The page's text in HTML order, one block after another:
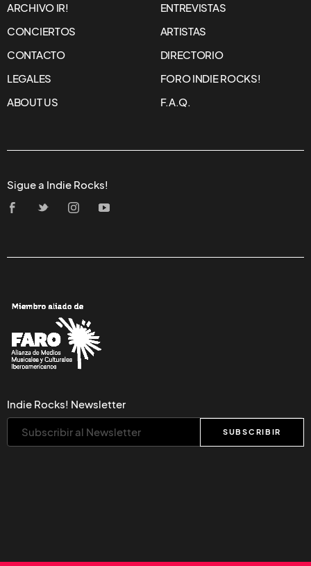
ARCHIVO IR!
ENTREVISTAS
CONCIERTOS
ARTISTAS
CONTACTO
DIRECTORIO
LEGALES
FORO INDIE ROCKS!
ABOUT US
F.A.Q.
Sigue a Indie Rocks!
Indie Rocks! Newsletter